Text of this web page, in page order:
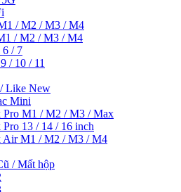
/ M2 / M3 / M4
/ M2 / M3 / M4
6 / 7
/ 10 / 11
Like New
Mini
Pro M1 / M2 / M3 / Max
13 / 14 / 16 inch
Air M1 / M2 / M3 / M4
/ Mất hộp